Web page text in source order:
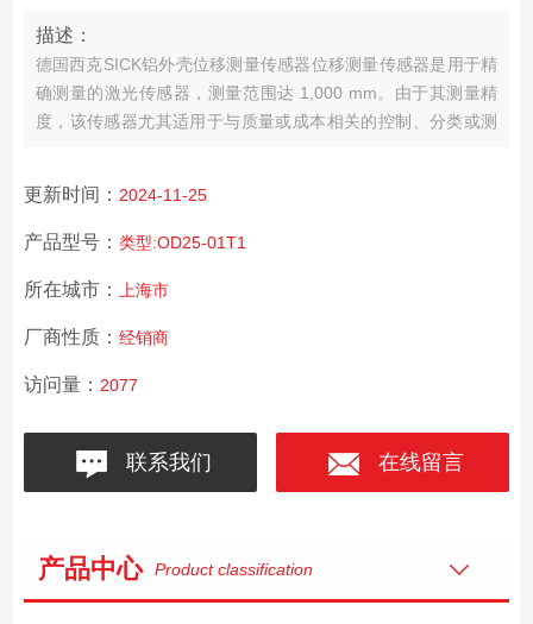
描述：
德国西克SICK铝外壳位移测量传感器位移测量传感器是用于精
确测量的激光传感器，测量范围达 1,000 mm。由于其测量精
度，该传感器尤其适用于与质量或成本相关的控制、分类或测
降低材料成本和停机成本。
更新时间： 2024-11-25
产品型号： 类型:OD25-01T1
所在城市： 上海市
厂商性质： 经销商
访问量： 2077
联系我们 在线留言
产品中心 Product classification